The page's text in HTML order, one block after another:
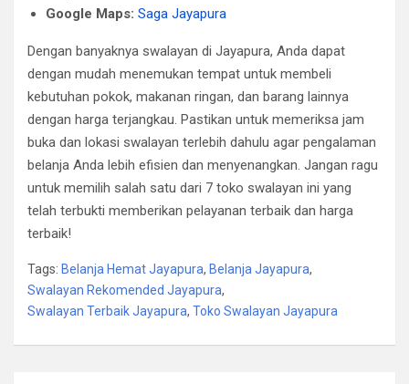
Google Maps: Saga Jayapura
Dengan banyaknya swalayan di Jayapura, Anda dapat
dengan mudah menemukan tempat untuk membeli
kebutuhan pokok, makanan ringan, dan barang lainnya
dengan harga terjangkau. Pastikan untuk memeriksa jam
buka dan lokasi swalayan terlebih dahulu agar pengalaman
belanja Anda lebih efisien dan menyenangkan. Jangan ragu
untuk memilih salah satu dari 7 toko swalayan ini yang
telah terbukti memberikan pelayanan terbaik dan harga
terbaik!
Tags: Belanja Hemat Jayapura, Belanja Jayapura,
Swalayan Rekomended Jayapura,
Swalayan Terbaik Jayapura, Toko Swalayan Jayapura